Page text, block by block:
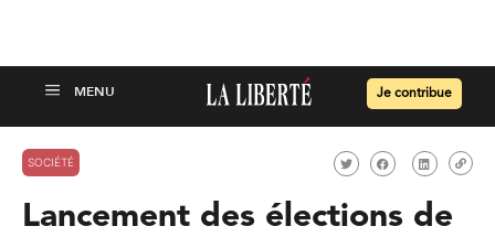
Je contribue
SOCIÉTÉ
Lancement des élections de